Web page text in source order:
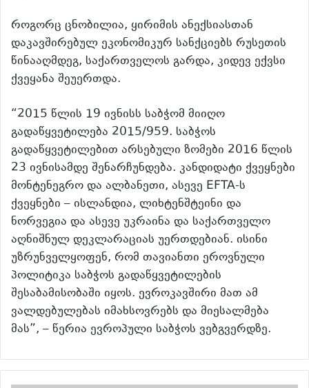
როგორც ცნობილია, ყირიმის ანექსიასთან
დაკავშირებულ ეკონომიკურ სანქციებს რუსეთის
წინააღმდეგ, საქართველოს გარდა, კიდევ ექვსი
ქვეყანა შეუერთდა.
“2015 წლის 19 ივნისს საბჭომ მიიღო
გადაწყვეტილება 2015/959. საბჭოს
გადაწყვეტილებით არსებული ზომები 2016 წლის
23 ივნისამდე შენარჩუნდება. კანდიდატი ქვეყნები
მონტენეგრო და ალბანეთი, ასევე EFTA-ს
ქვეყნები – ისლანდია, ლიხტენშტეინი და
ნორვეგია და ასევე უკრაინა და საქართველო
აღნიშნულ დეკლარაციას უერთდებიან. ისინი
უზრუნველყოფენ, რომ თავიანთი ეროვნული
პოლიტიკა საბჭოს გადაწყვეტილების
შესაბამისობაში იყოს. ევროკავშირი მათ ამ
ვალდებულებას იმახსოვრებს და მიესალმება
მას”, – წერია ევროპული საბჭოს ვებგვერდზე.